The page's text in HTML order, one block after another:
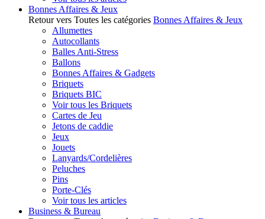
Bonnes Affaires & Jeux
Retour vers Toutes les catégories Bonnes Affaires & Jeux
Allumettes
Autocollants
Balles Anti-Stress
Ballons
Bonnes Affaires & Gadgets
Briquets
Briquets BIC
Voir tous les Briquets
Cartes de Jeu
Jetons de caddie
Jeux
Jouets
Lanyards/Cordelières
Peluches
Pins
Porte-Clés
Voir tous les articles
Business & Bureau